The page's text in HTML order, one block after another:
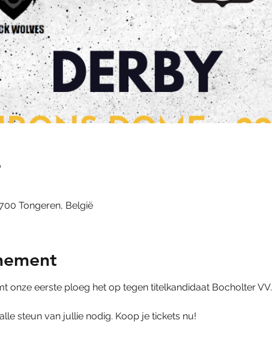
Tongeren, België
onze eerste ploeg het op tegen titelkandidaat Bocholter VV.
steun van jullie nodig. Koop je tickets nu!